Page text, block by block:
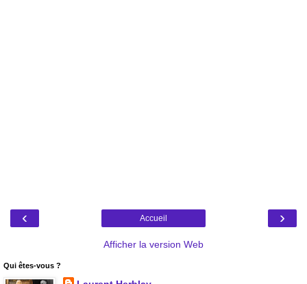
‹ ›
Accueil
Afficher la version Web
Qui êtes-vous ?